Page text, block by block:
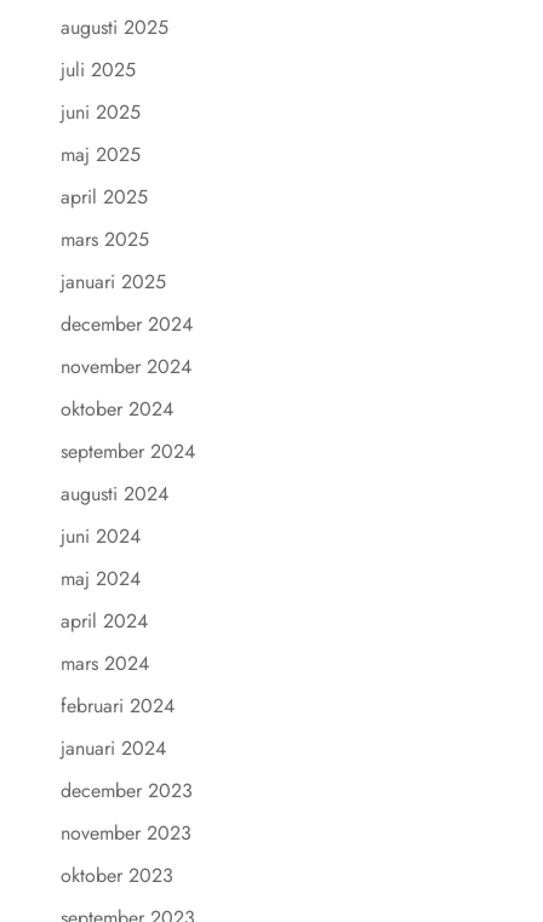
augusti 2025
juli 2025
juni 2025
maj 2025
april 2025
mars 2025
januari 2025
december 2024
november 2024
oktober 2024
september 2024
augusti 2024
juni 2024
maj 2024
april 2024
mars 2024
februari 2024
januari 2024
december 2023
november 2023
oktober 2023